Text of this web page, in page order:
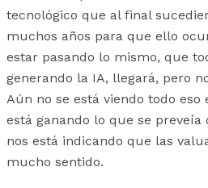
tecnológico que al final
muchos años para que ello
estar pasando lo mismo, que
generando la IA, llegará, pero
Aún no se está viendo todo eso
está ganando lo que se preveía
nos está indicando que las
mucho sentido.